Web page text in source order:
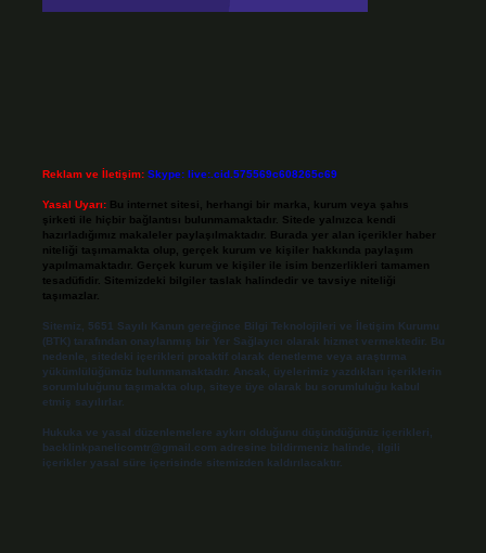
Reklam ve İletişim: Skype: live:.cid.575569c608265c69
Yasal Uyarı: Bu internet sitesi, herhangi bir marka, kurum veya şahıs
şirketi ile hiçbir bağlantısı bulunmamaktadır. Sitede yalnızca kendi
hazırladığımız makaleler paylaşılmaktadır. Burada yer alan içerikler haber
niteliği taşımamakta olup, gerçek kurum ve kişiler hakkında paylaşım
yapılmamaktadır. Gerçek kurum ve kişiler ile isim benzerlikleri tamamen
tesadüfidir. Sitemizdeki bilgiler taslak halindedir ve tavsiye niteliği
taşımazlar.
Sitemiz, 5651 Sayılı Kanun gereğince Bilgi Teknolojileri ve İletişim Kurumu
(BTK) tarafından onaylanmış bir Yer Sağlayıcı olarak hizmet vermektedir. Bu
nedenle, sitedeki içerikleri proaktif olarak denetleme veya araştırma
yükümlülüğümüz bulunmamaktadır. Ancak, üyelerimiz yazdıkları içeriklerin
sorumluluğunu taşımakta olup, siteye üye olarak bu sorumluluğu kabul
etmiş sayılırlar.
Hukuka ve yasal düzenlemelere aykırı olduğunu düşündüğünüz içerikleri,
backlinkpanelicomtr@gmail.com adresine bildirmeniz halinde, ilgili
içerikler yasal süre içerisinde sitemizden kaldırılacaktır.